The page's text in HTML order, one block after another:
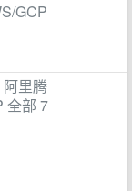
GCP
里腾
全部 7